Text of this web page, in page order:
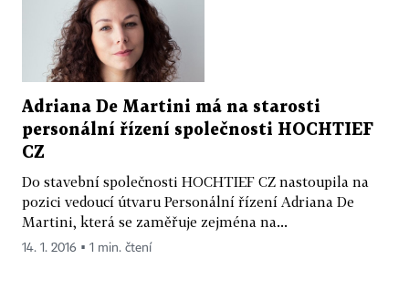
Adriana De Martini má na starosti
personální řízení společnosti HOCHTIEF
CZ
Do stavební společnosti HOCHTIEF CZ nastoupila na
pozici vedoucí útvaru Personální řízení Adriana De
Martini, která se zaměřuje zejména na...
14. 1. 2016 ▪ 1 min. čtení